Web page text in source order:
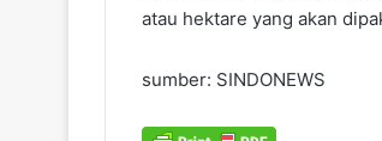
atau hektare yang akan
sumber: SINDONEWS